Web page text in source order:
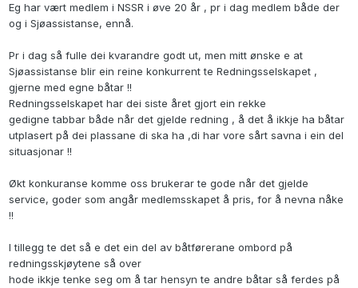
Eg har vært medlem i NSSR i øve 20 år , pr i dag medlem både der
og i Sjøassistanse, ennå.
Pr i dag så fulle dei kvarandre godt ut, men mitt ønske e at
Sjøassistanse blir ein reine konkurrent te Redningsselskapet ,
gjerne med egne båtar !!
Redningsselskapet har dei siste året gjort ein rekke
gedigne tabbar både når det gjelde redning , å det å ikkje ha båtar
utplasert på dei plassane di ska ha ,di har vore sårt savna i ein del
situasjonar !!
Økt konkuranse komme oss brukerar te gode når det gjelde
service, goder som angår medlemsskapet å pris, for å nevna nåke
!!
I tillegg te det så e det ein del av båtførerane ombord på
redningsskjøytene så over
hode ikkje tenke seg om å tar hensyn te andre båtar så ferdes på